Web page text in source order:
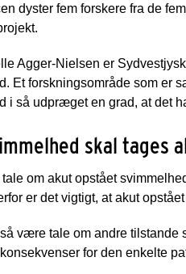
dyster fem forskere fra de
Agger-Nielsen er
Et forskningsområde som er
i så udpræget en grad, at det
skal tages
tale om akut opstået
er det vigtigt, at akut
være tale om andre tilstande
for den enkelte